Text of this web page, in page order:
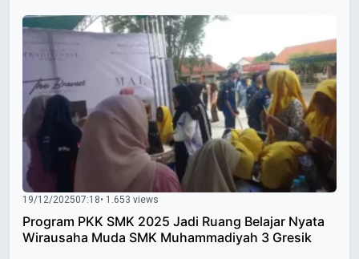
19/12/202507:18• 1.653 views
Program PKK SMK 2025 Jadi Ruang Belajar Nyata
Wirausaha Muda SMK Muhammadiyah 3 Gresik